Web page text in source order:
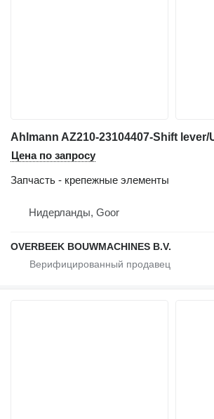
Цена по запросу
Запчасть - крепежные элементы
Нидерланды, Goor
OVERBEEK BOUWMACHINES B.V.